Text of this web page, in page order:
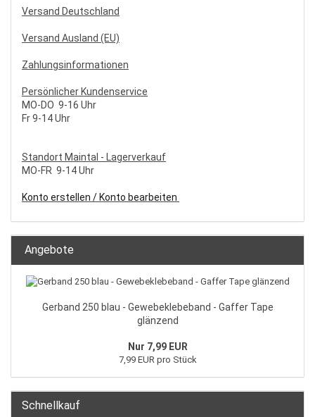
Versand Deutschland
Versand Ausland (EU)
Zahlungsinformationen
Persönlicher Kundenservice
MO-DO 9-16 Uhr
Fr 9-14 Uhr
Standort Maintal - Lagerverkauf
MO-FR 9-14 Uhr
Konto erstellen / Konto bearbeiten
Angebote
Gerband 250 blau - Gewebeklebeband - Gaffer Tape
glänzend
Nur 7,99 EUR
7,99 EUR pro Stück
Schnellkauf